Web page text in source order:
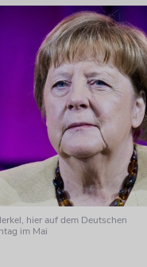
hier auf dem Deutschen
im Mai